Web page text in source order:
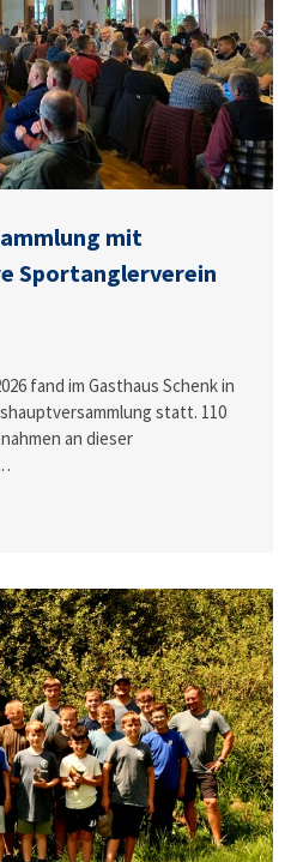
mit
Sportanglerverein
fand im Gasthaus Schenk in
statt. 110
an dieser